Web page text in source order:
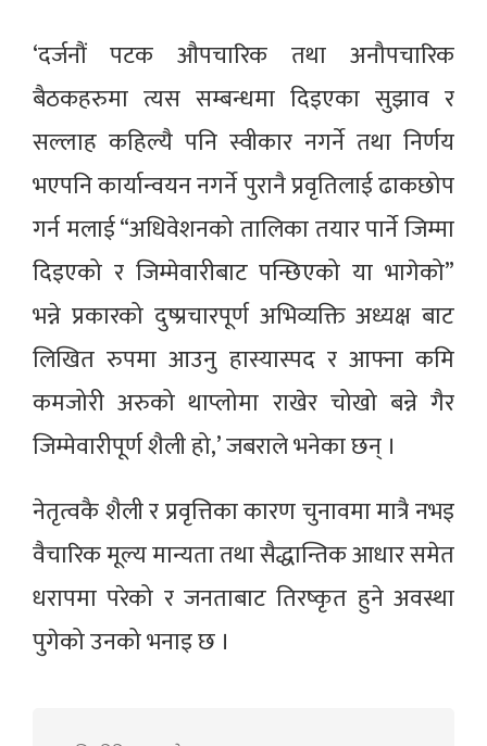
‘दर्जनौं पटक औपचारिक तथा अनौपचारिक
बैठकहरुमा त्यस सम्बन्धमा दिइएका सुझाव र
सल्लाह कहिल्यै पनि स्वीकार नगर्ने तथा निर्णय
भएपनि कार्यान्वयन नगर्ने पुरानै प्रवृतिलाई ढाकछोप
गर्न मलाई “अधिवेशनको तालिका तयार पार्ने जिम्मा
दिइएको र जिम्मेवारीबाट पन्छिएको या भागेको”
भन्ने प्रकारको दुष्प्रचारपूर्ण अभिव्यक्ति अध्यक्ष बाट
लिखित रुपमा आउनु हास्यास्पद र आफ्ना कमि
कमजोरी अरुको थाप्लोमा राखेर चोखो बन्ने गैर
जिम्मेवारीपूर्ण शैली हो,’ जबराले भनेका छन् ।
नेतृत्वकै शैली र प्रवृत्तिका कारण चुनावमा मात्रै नभइ
वैचारिक मूल्य मान्यता तथा सैद्धान्तिक आधार समेत
धरापमा परेको र जनताबाट तिरष्कृत हुने अवस्था
पुगेको उनको भनाइ छ ।